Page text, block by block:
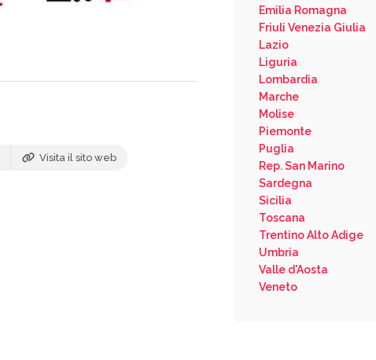
Visita il sito web
Emilia Romagna
Friuli Venezia Giulia
Lazio
Liguria
Lombardia
Marche
Molise
Piemonte
Puglia
Rep. San Marino
Sardegna
Sicilia
Toscana
Trentino Alto Adige
Umbria
Valle d'Aosta
Veneto